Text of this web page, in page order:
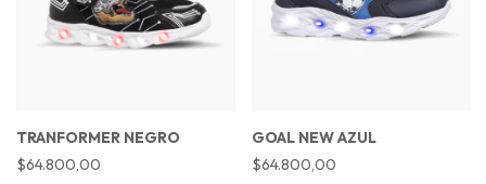
TRANFORMER NEGRO
$64.800,00
GOAL NEW AZUL
$64.800,00